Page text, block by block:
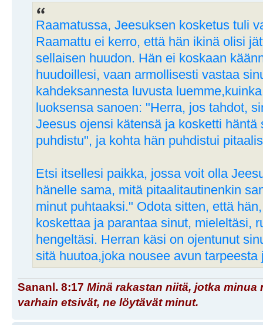
Raamatussa, Jeesuksen kosketus tuli
Raamattu ei kerro, että hän ikinä olisi
sellaisen huudon. Hän ei koskaan
huudoillesi, vaan armollisesti vastaa
kahdeksannesta luvusta
luoksensa sanoen: "Herra, jos tahdot,
Jeesus ojensi kätensä ja kosketti häntä
puhdistu", ja kohta hän puhdistui
Etsi itsellesi paikka, jossa voit olla
hänelle sama, mitä pitaalitautinenkin
minut puhtaaksi." Odota sitten, että
koskettaa ja parantaa sinut, mieleltäsi,
hengeltäsi. Herran käsi on ojentunut
sitä huutoa,joka nousee avun tarpeesta
Sananl. 8:17 Minä rakastan niitä, jotka minua
varhain etsivät, ne löytävät minut.